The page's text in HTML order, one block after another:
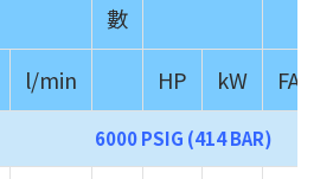
數
l/min HP kW FAD²
6000 PSIG (414 BAR)